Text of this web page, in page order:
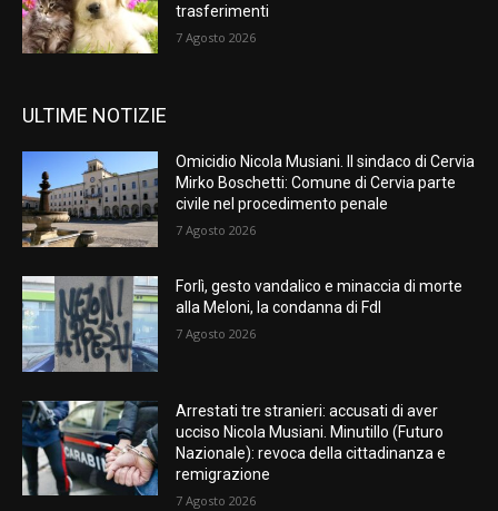
trasferimenti
7 Agosto 2026
ULTIME NOTIZIE
Omicidio Nicola Musiani. Il sindaco di Cervia
Mirko Boschetti: Comune di Cervia parte
civile nel procedimento penale
7 Agosto 2026
Forlì, gesto vandalico e minaccia di morte
alla Meloni, la condanna di FdI
7 Agosto 2026
Arrestati tre stranieri: accusati di aver
ucciso Nicola Musiani. Minutillo (Futuro
Nazionale): revoca della cittadinanza e
remigrazione
7 Agosto 2026